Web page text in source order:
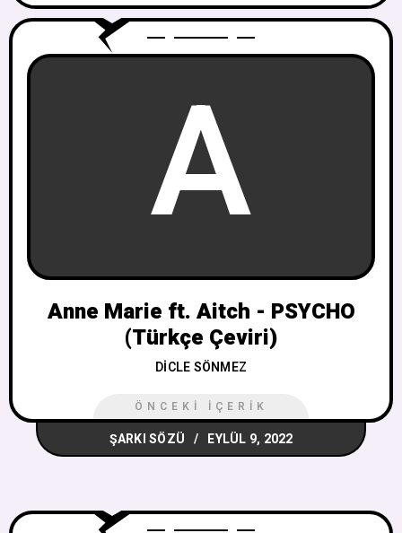
A
Anne Marie ft. Aitch - PSYCHO
(Türkçe Çeviri)
DICLE SÖNMEZ
ÖNCEKI İÇERIK
ŞARKI SÖZÜ EYLÜL 9, 2022